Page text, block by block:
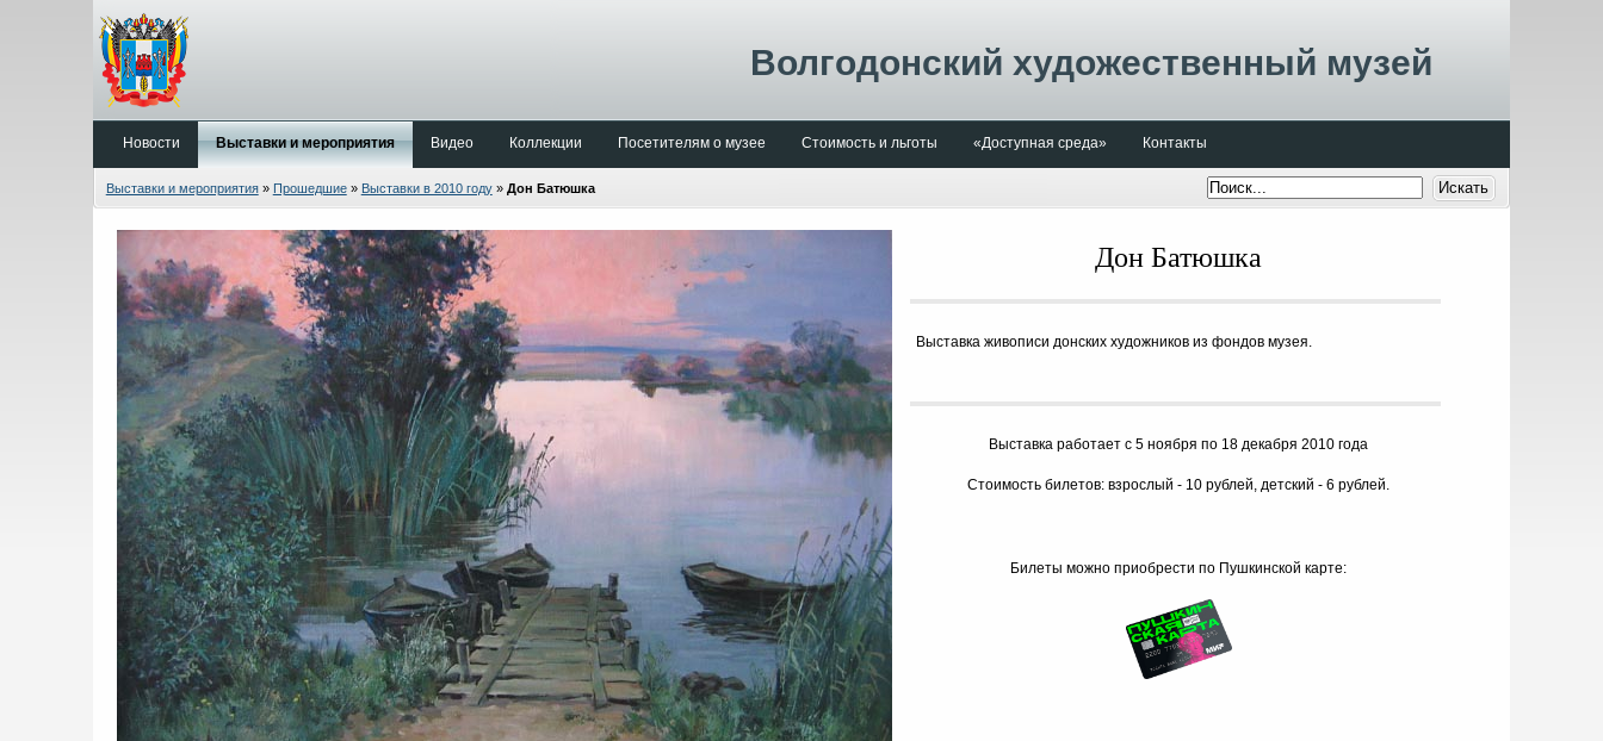
Волгодонский художественный музей
Новости Выставки и мероприятия Видео Коллекции Посетителям о музее Стоимость и льготы «Доступная среда» Контакты
Выставки и мероприятия» Прошедшие» Выставки в 2010 году» Дон Батюшка
Дон Батюшка
Выставка живописи донских художников из фондов музея.
Выставка работает с 5 ноября по 18 декабря 2010 года
Стоимость билетов: взрослый - 10 рублей, детский - 6 рублей.
Билеты можно приобрести по Пушкинской карте: